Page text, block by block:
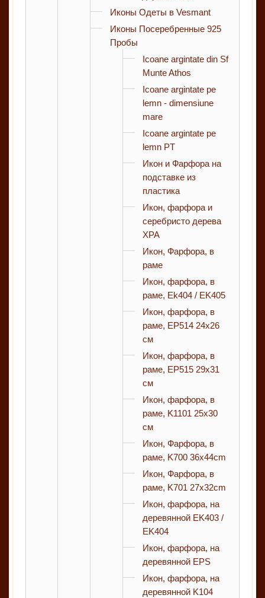
Иконы Одеты в Vesmant
Иконы Посеребренные 925
Пробы
Icoane argintate din Sf
Munte Athos
Icoane argintate pe
lemn - dimensiune
mare
Icoane argintate pe
lemn PT
Икон и Фарфора на
подставке из
пластика
Икон, фарфора и
серебристо дерева
XPA
Икон, Фарфора, в
раме
Икон, фарфора, в
раме, Ek404 / EK405
Икон, фарфора, в
раме, EP514 24x26
см
Икон, фарфора, в
раме, EP515 29x31
см
Икон, фарфора, в
раме, K1101 25x30
см
Икон, Фарфора, в
раме, K700 36x44cm
Икон, Фарфора, в
раме, K701 27x32cm
Икон, фарфора, на
деревянной EK403 /
EK404
Икон, фарфора, на
деревянной EPS
Икон, фарфора, на
деревянной K104